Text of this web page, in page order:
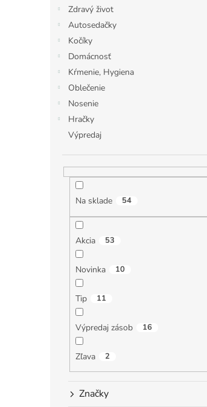
Zdravý život
Autosedačky
Kočíky
Domácnosť
Kŕmenie, Hygiena
Oblečenie
Nosenie
Hračky
Výpredaj
Na sklade 54
Akcia 53
Novinka 10
Tip 11
Výpredaj zásob 16
Zľava 2
Značky